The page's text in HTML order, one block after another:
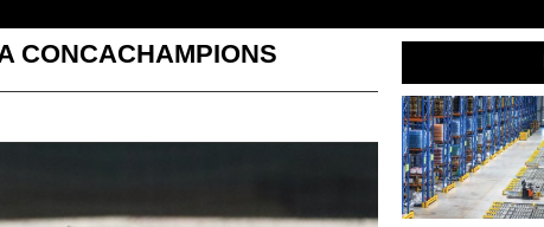
CONCACHAMPIONS